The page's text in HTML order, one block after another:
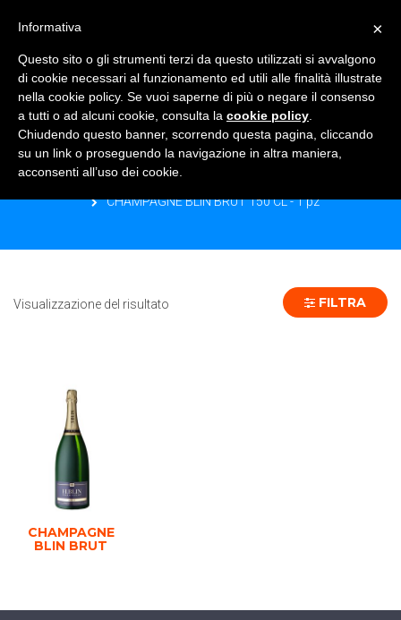
CHAMPAGNE BLIN BRUT 150 CL - 1 PZ
Home
Prodotto Formato
CHAMPAGNE BLIN BRUT 150 CL - 1 pz
Visualizzazione del risultato FILTRA
CHAMPAGNE
BLIN BRUT
×
Informativa
Questo sito o gli strumenti terzi da questo utilizzati si avvalgono
di cookie necessari al funzionamento ed utili alle finalità illustrate
nella cookie policy. Se vuoi saperne di più o negare il consenso
a tutti o ad alcuni cookie, consulta la cookie policy
Chiudendo questo banner, scorrendo questa pagina, cliccando
su un link o proseguendo la navigazione in altra maniera,
acconsenti all’uso dei cookie.